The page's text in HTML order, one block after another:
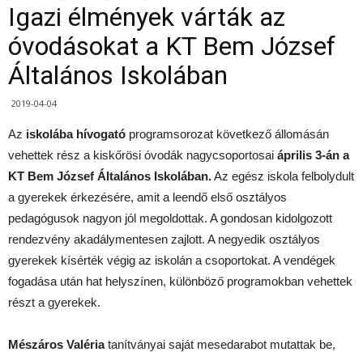
Igazi élmények várták az
óvodásokat a KT Bem József
Általános Iskolában
2019-04-04
Az iskolába hívogató programsorozat következő állomásán
vehettek rész a kiskőrösi óvodák nagycsoportosai április 3-án a
KT Bem József Általános Iskolában.Az egész iskola felbolydult
a gyerekek érkezésére, amit a leendő első osztályos
pedagógusok nagyon jól megoldottak. A gondosan kidolgozott
rendezvény akadálymentesen zajlott. A negyedik osztályos
gyerekek kísérték végig az iskolán a csoportokat. A vendégek
fogadása után hat helyszínen, különböző programokban vehettek
részt a gyerekek.
Mészáros Valériatanítványai saját mesedarabot mutattak be,